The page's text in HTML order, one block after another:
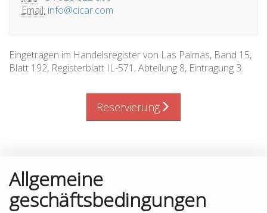
Email: info@cicar.com
Eingetragen im Handelsregister von Las Palmas, Band 15,
Blatt 192, Registerblatt IL-571, Abteilung 8, Eintragung 3.
Reservierung
Allgemeine
geschäftsbedingungen